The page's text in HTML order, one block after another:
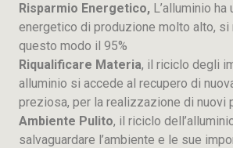
Risparmio Energetico, L’alluminio ha
energetico di produzione molto alto, si
questo modo il 95%
Riqualificare Materia, il riciclo degli
alluminio si accede al recupero di
preziosa, per la realizzazione di nuovi
Ambiente Pulito, il riciclo
salvaguardare l’ambiente e le sue